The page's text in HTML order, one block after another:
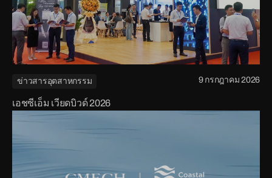
ข่าวสารอุตสาหกรรม 9 กรกฎาคม 2026
เอชซีเอ็ม เวียดบิวด์ 2026